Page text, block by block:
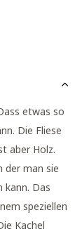
etwas so
Die Fliese
aber Holz.
der man sie
kann. Das
speziellen
Kachel